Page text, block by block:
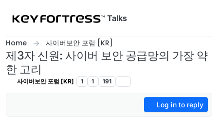
Talks
Home 사이버보안 포럼 [KR]
제3자 신원: 사이버 보안 공급망의 가장 약
한 고리
사이버보안 포럼 [KR] 1 1 191
Log in to reply